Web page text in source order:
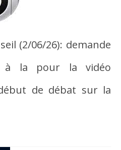
(2/06/26): demande
à la pour la vidéo
de débat sur la